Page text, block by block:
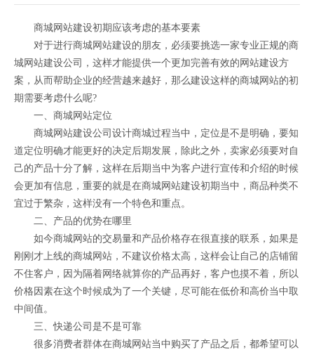
商城网站建设初期应该考虑的基本要素
对于进行商城网站建设的朋友，必须要挑选一家专业正规的商
城网站建设公司，这样才能提供一个更加完善有效的网站建设方
案，从而帮助企业的经营越来越好，那么建设这样的商城网站的初
期需要考虑什么呢?
一、商城网站定位
商城网站建设公司设计商城过程当中，定位是不是明确，要知
道定位明确才能更好的决定后期发展，除此之外，卖家必须要对自
己的产品十分了解，这样在后期当中为客户进行宣传和介绍的时候
会更加有信息，重要的就是在商城网站建设初期当中，商品种类不
宜过于繁杂，这样没有一个特色和重点。
二、产品的优势在哪里
如今商城网站的交易量和产品价格存在很直接的联系，如果是
刚刚才上线的商城网站，不建议价格太高，这样会让自己的店铺留
不住客户，因为隔着网络就算你的产品再好，客户也摸不着，所以
价格因素在这个时候成为了一个关键，尽可能在低价和高价当中取
中间值。
三、快递公司是不是可靠
很多消费者群体在商城网站当中购买了产品之后，都希望可以